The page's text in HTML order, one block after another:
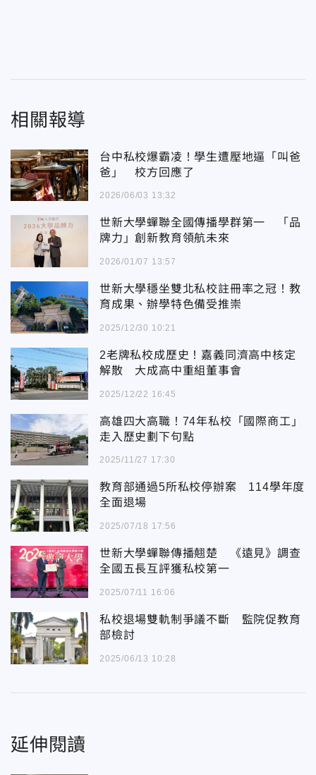
相關報導
台中私校爆霸凌！學生遭壓地逼「叫爸
爸」 校方回應了
2026/06/03 13:32
世新大學蟬聯全國傳播學群第一 「品
牌力」創新教育領航未來
2026/01/07 13:57
世新大學穩坐雙北私校註冊率之冠！教
育成果、辦學特色備受推崇
2025/12/30 10:21
2老牌私校成歷史！嘉義同濟高中核定
解散 大成高中重組董事會
2025/12/22 16:45
高雄四大高職！74年私校「國際商工」
走入歷史劃下句點
2025/11/27 17:30
教育部通過5所私校停辦案 114學年度
全面退場
2025/07/18 17:56
世新大學蟬聯傳播翹楚 《遠見》調查
全國五長互評獲私校第一
2025/07/11 16:06
私校退場雙軌制爭議不斷 監院促教育
部檢討
2025/06/13 10:28
延伸閱讀